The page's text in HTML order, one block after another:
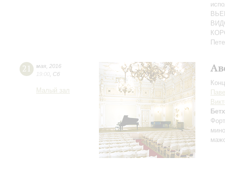
21 мая 2016
19:00 Сб
Малый зал